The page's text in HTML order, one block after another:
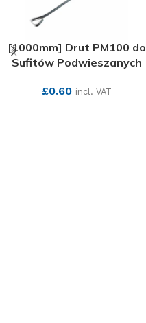
[1000mm] Drut PM100 do
Sufitów Podwieszanych
£0.60 incl. VAT